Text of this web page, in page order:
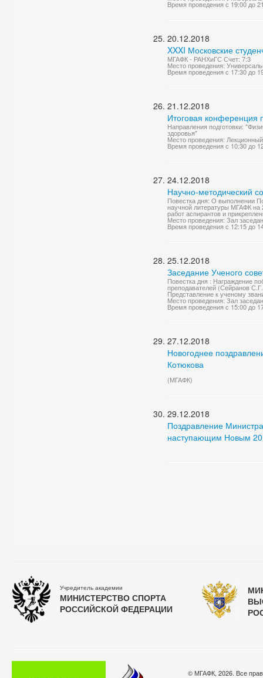
Время проведения с 19:00 до
20.12.2018
XXXI Московские
МГАФК - РАНХиГС Счет: 7:3
Место проведения:
Время проведения с 17:30 до
21.12.2018
Итоговая конференция
Направления подготовки:
здоровья"
Место проведения:
Время проведения с 10:30 до
24.12.2018
Научно-методический
Повестка дня: О выполнении
научной литературы МГАФК на
работ аспирантов и
Место проведения: Зал
Время проведения с 12:15 до
25.12.2018
Заседание Ученого
Повестка дня : Награждение
преподавателей (Сейранов
Представление к ученому
Место проведения: Зал
Время проведения с 15:00 до
27.12.2018
Новогоднее
Котюкова
(МГАФК)
29.12.2018
Поздравление
наступающим Новым
Учредитель академии
МИНИСТЕРСТВО СПОРТА
РОССИЙСКОЙ ФЕДЕРАЦИИ
© МГАФК, 2026. Все